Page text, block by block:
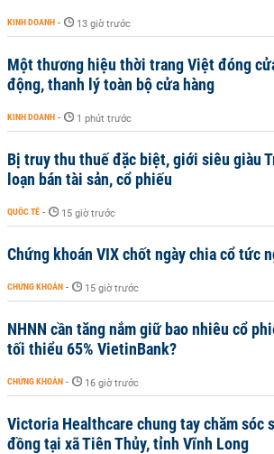
KINH DOANH - 13 giờ trước
Một thương hiệu thời trang Việt đóng
động, thanh lý toàn bộ cửa hàng
KINH DOANH - 1 phút trước
Bị truy thu thuế đặc biệt, giới siêu giàu
loạn bán tài sản, cổ phiếu
QUỐC TẾ - 15 giờ trước
Chứng khoán VIX chốt ngày chia cổ tức
CHỨNG KHOÁN - 15 giờ trước
NHNN cần tăng nắm giữ bao nhiêu cổ
tối thiểu 65% VietinBank?
CHỨNG KHOÁN - 16 giờ trước
Victoria Healthcare chung tay chăm sóc
đồng tại xã Tiên Thủy, tỉnh Vĩnh Long